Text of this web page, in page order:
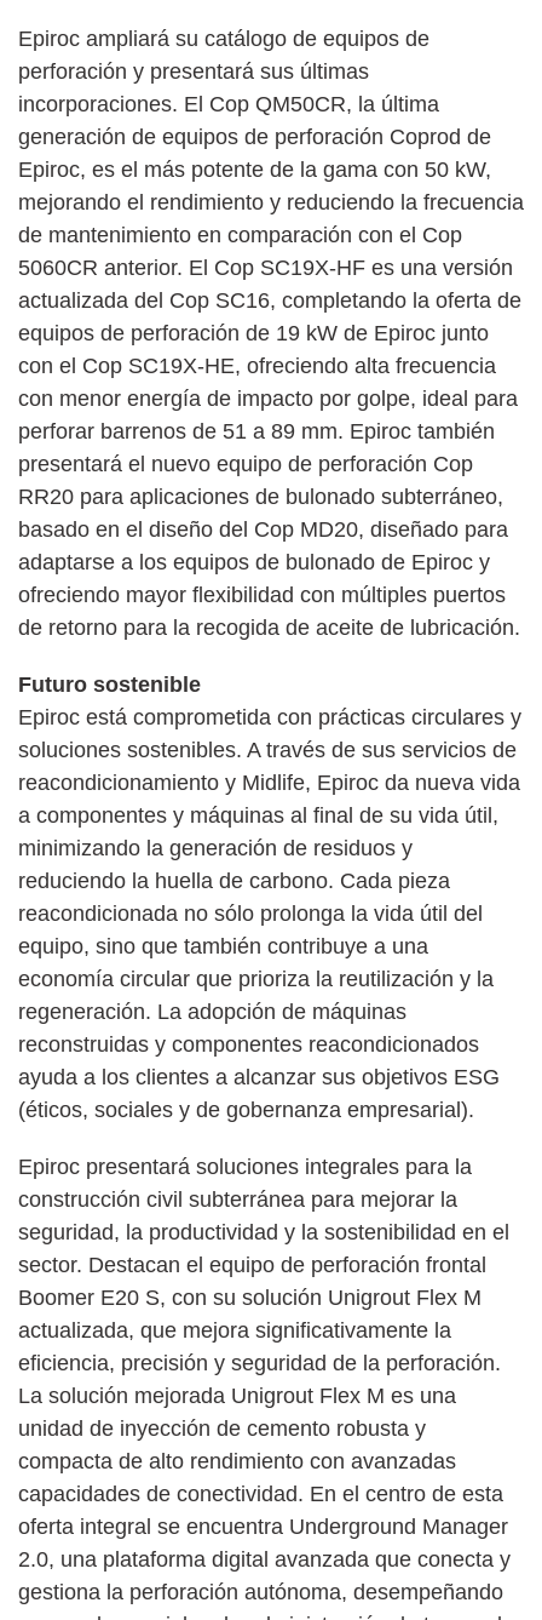
Epiroc ampliará su catálogo de equipos de
perforación y presentará sus últimas
incorporaciones. El Cop QM50CR, la última
generación de equipos de perforación Coprod de
Epiroc, es el más potente de la gama con 50 kW,
mejorando el rendimiento y reduciendo la frecuencia
de mantenimiento en comparación con el Cop
5060CR anterior. El Cop SC19X-HF es una versión
actualizada del Cop SC16, completando la oferta de
equipos de perforación de 19 kW de Epiroc junto
con el Cop SC19X-HE, ofreciendo alta frecuencia
con menor energía de impacto por golpe, ideal para
perforar barrenos de 51 a 89 mm. Epiroc también
presentará el nuevo equipo de perforación Cop
RR20 para aplicaciones de bulonado subterráneo,
basado en el diseño del Cop MD20, diseñado para
adaptarse a los equipos de bulonado de Epiroc y
ofreciendo mayor flexibilidad con múltiples puertos
de retorno para la recogida de aceite de lubricación.
Futuro sostenible
Epiroc está comprometida con prácticas circulares y
soluciones sostenibles. A través de sus servicios de
reacondicionamiento y Midlife, Epiroc da nueva vida
a componentes y máquinas al final de su vida útil,
minimizando la generación de residuos y
reduciendo la huella de carbono. Cada pieza
reacondicionada no sólo prolonga la vida útil del
equipo, sino que también contribuye a una
economía circular que prioriza la reutilización y la
regeneración. La adopción de máquinas
reconstruidas y componentes reacondicionados
ayuda a los clientes a alcanzar sus objetivos ESG
(éticos, sociales y de gobernanza empresarial).
Epiroc presentará soluciones integrales para la
construcción civil subterránea para mejorar la
seguridad, la productividad y la sostenibilidad en el
sector. Destacan el equipo de perforación frontal
Boomer E20 S, con su solución Unigrout Flex M
actualizada, que mejora significativamente la
eficiencia, precisión y seguridad de la perforación.
La solución mejorada Unigrout Flex M es una
unidad de inyección de cemento robusta y
compacta de alto rendimiento con avanzadas
capacidades de conectividad. En el centro de esta
oferta integral se encuentra Underground Manager
2.0, una plataforma digital avanzada que conecta y
gestiona la perforación autónoma, desempeñando